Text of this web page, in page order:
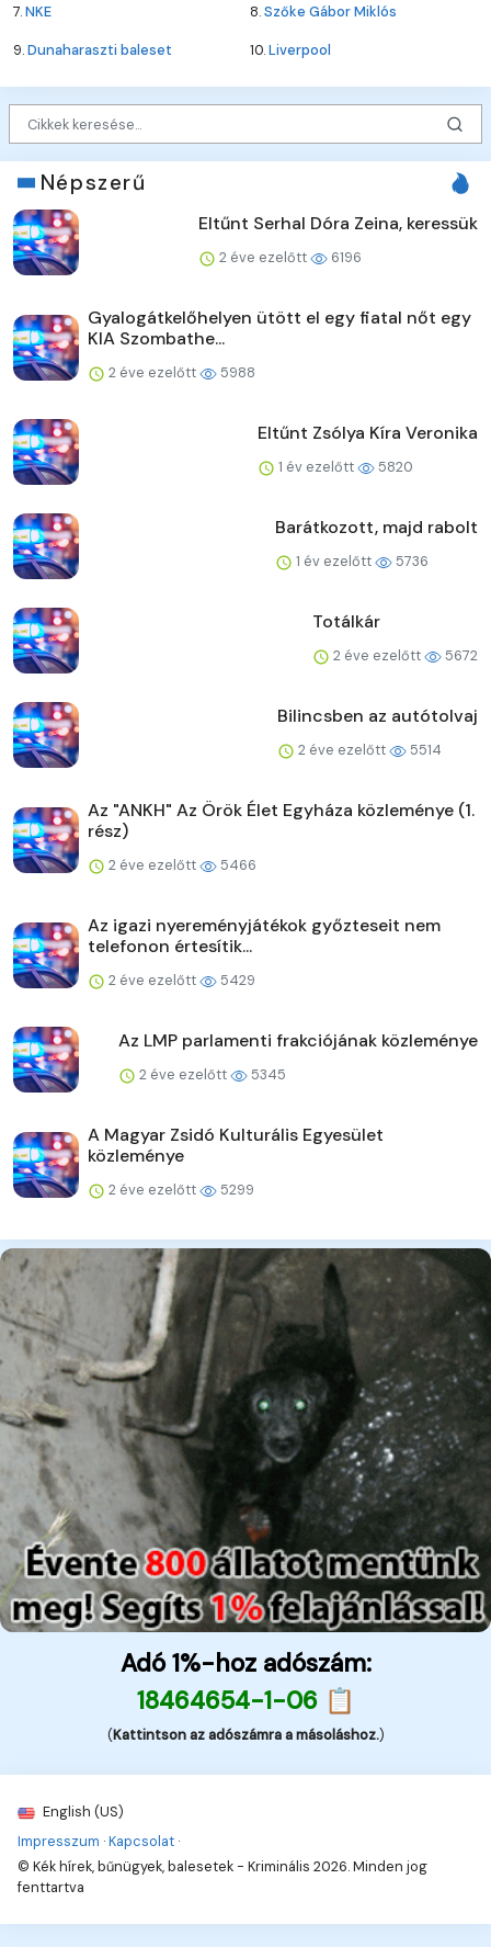
7.NKE 8.Szőke Gábor Miklós
9.Dunaharaszti baleset 10.Liverpool
Népszerű
Eltűnt Serhal Dóra Zeina, keressük
2 éve ezelőtt 6196
Gyalogátkelőhelyen ütött el egy fiatal nőt egy
KIA Szombathe...
2 éve ezelőtt 5988
Eltűnt Zsólya Kíra Veronika
1 év ezelőtt 5820
Barátkozott, majd rabolt
1 év ezelőtt 5736
Totálkár
2 éve ezelőtt 5672
Bilincsben az autótolvaj
2 éve ezelőtt 5514
Az "ANKH" Az Örök Élet Egyháza közleménye (1.
rész)
2 éve ezelőtt 5466
Az igazi nyereményjátékok győzteseit nem
telefonon értesítik...
2 éve ezelőtt 5429
Az LMP parlamenti frakciójának közleménye
2 éve ezelőtt 5345
A Magyar Zsidó Kulturális Egyesület
közleménye
2 éve ezelőtt 5299
Adó 1%-hoz adószám:
18464654-1-06 📋
(Kattintson az adószámra a másoláshoz.)
English (US)
Impresszum ·Kapcsolat ·
© Kék hírek, bűnügyek, balesetek - Kriminális 2026. Minden jog
fenttartva